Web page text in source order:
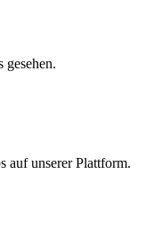
gesehen.
auf unserer Plattform.